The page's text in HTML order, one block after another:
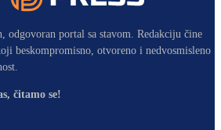
odgovoran portal sa stavom. Redakciju čine
beskompromisno, otvoreno i nedvosmisleno
čitamo se!